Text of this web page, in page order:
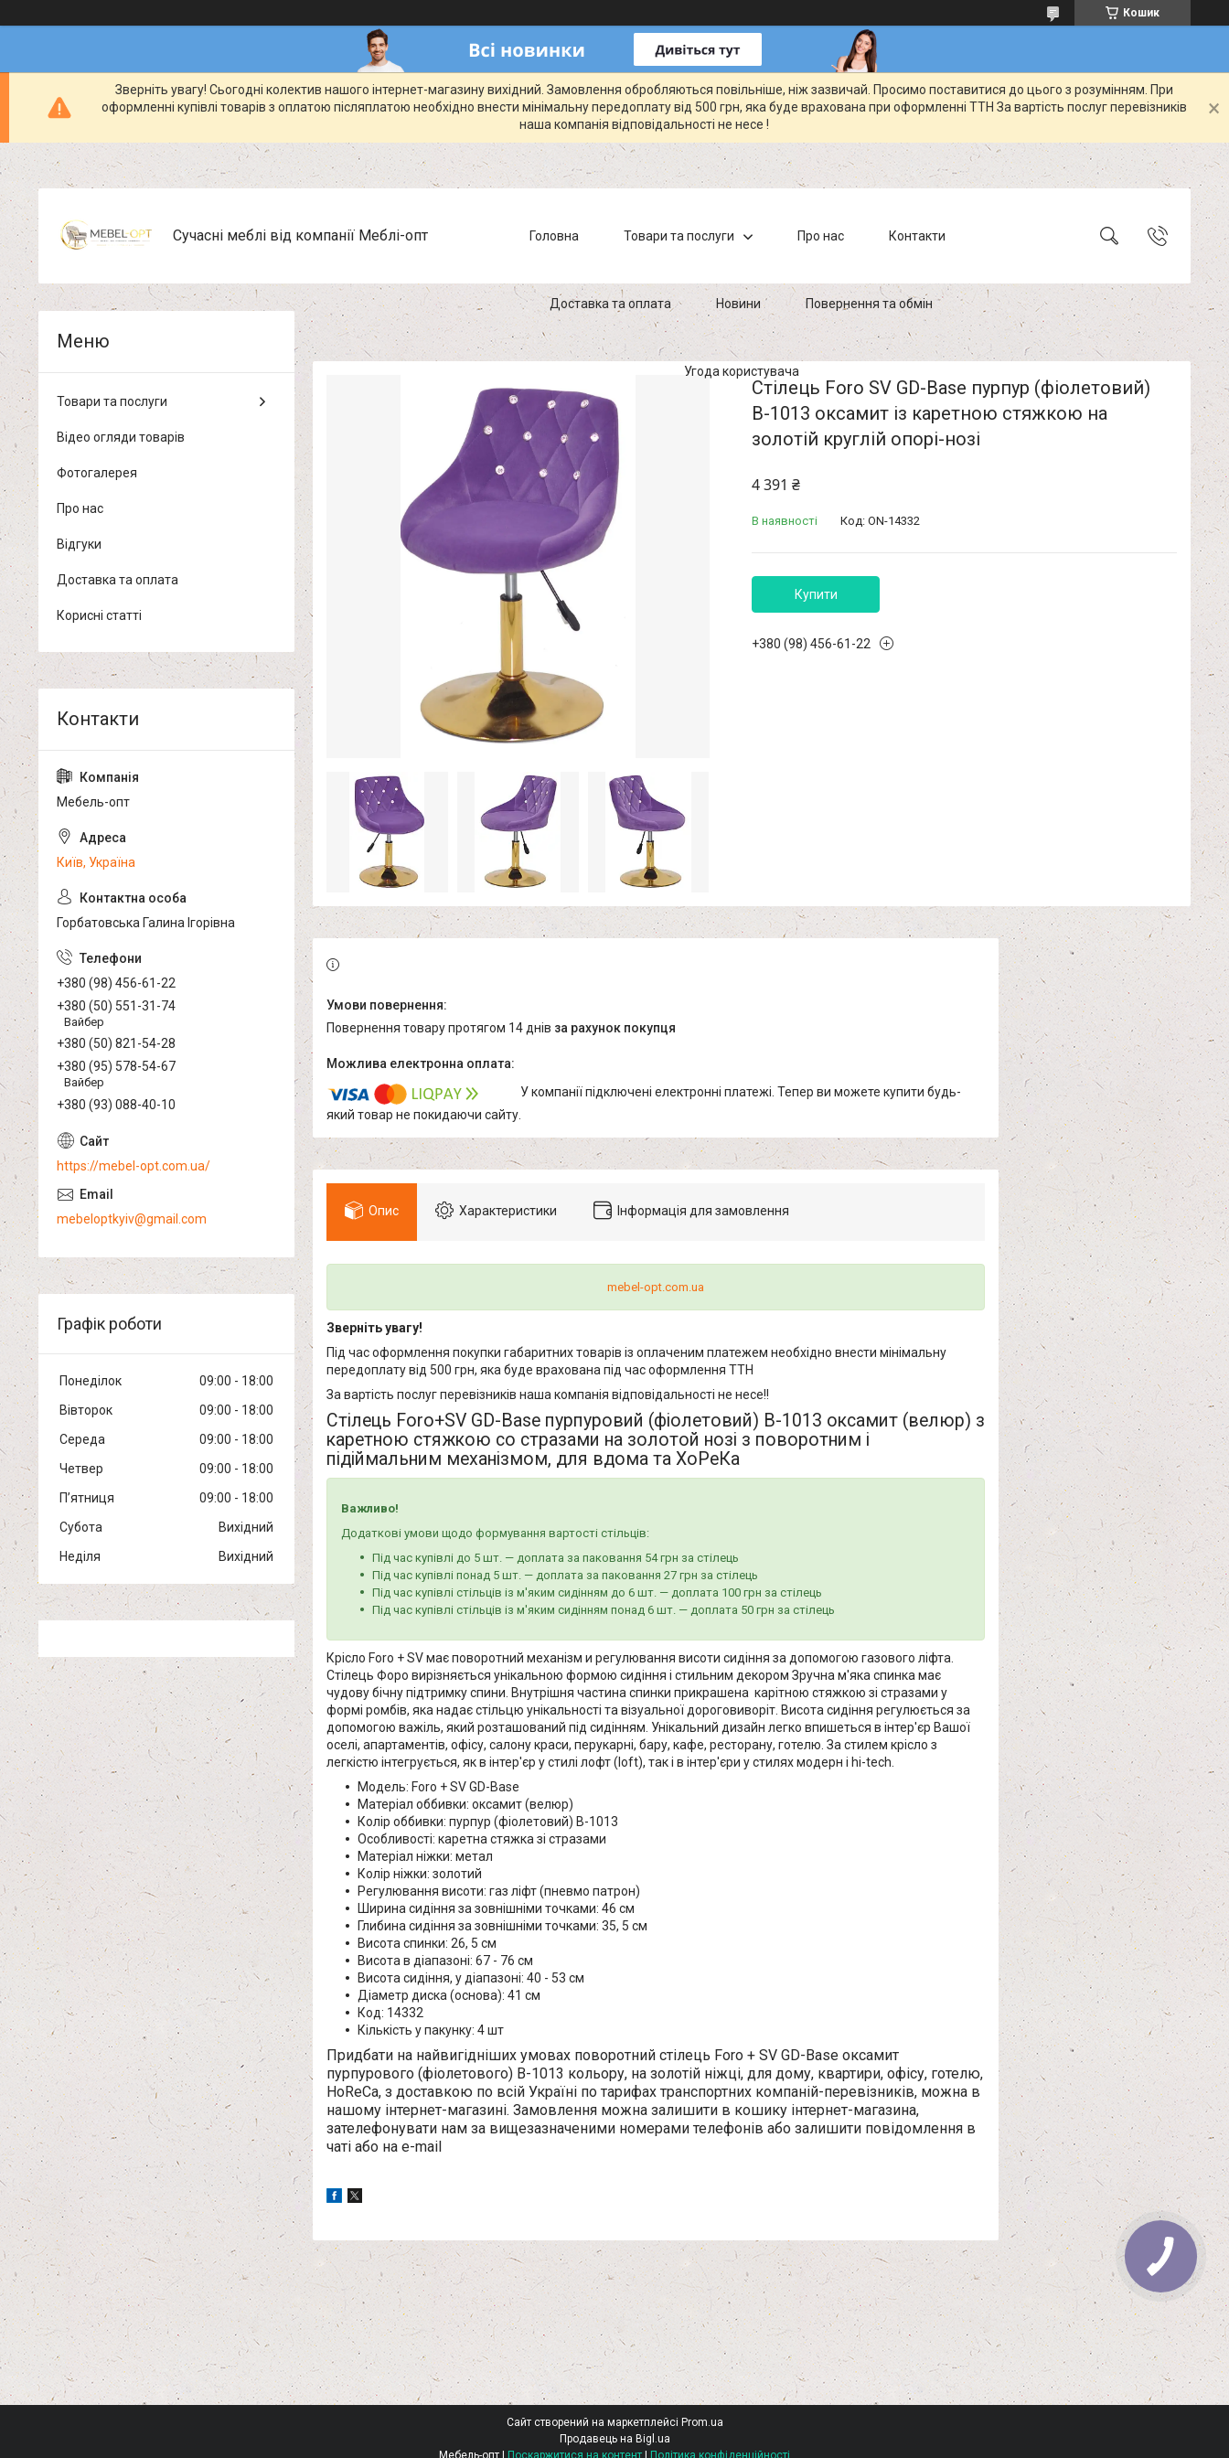
Кошик
Зверніть увагу! Сьогодні колектив нашого інтернет-магазину вихідний. Замовлення обробляються повільніше, ніж зазвичай. Просимо поставитися до цього з розумінням. При
оформленні купівлі товарів з оплатою післяплатою необхідно внести мінімальну передоплату від 500 грн, яка буде врахована при оформленні ТТН За вартість послуг перевізників
наша компанія відповідальності не несе !
Сучасні меблі від компанії Меблі-опт Головна Товари та послуги Про нас Контакти
Доставка та оплата Новини Повернення та обмін
Угода користувача
Стілець Foro SV GD-Base пурпур (фіолетовий)
В-1013 оксамит із каретною стяжкою на
золотій круглій опорі-нозі
4 391 ₴
В наявності Код: ON-14332
Купити
+380 (98) 456-61-22
повернення товару протягом 14 днів за рахунок покупця
У компанії підключені електронні платежі. Тепер ви можете купити будь-
який товар не покидаючи сайту.
Опис Характеристики Інформація для замовлення
mebel-opt.com.ua
Зверніть увагу!
Під час оформлення покупки габаритних товарів із оплаченим платежем необхідно внести мінімальну
передоплату від 500 грн, яка буде врахована під час оформлення ТТН
За вартість послуг перевізників наша компанія відповідальності не несе!!
Стілець Foro+SV GD-Base пурпуровий (фіолетовий) В-1013 оксамит (велюр) з
каретною стяжкою со стразами на золотой нозі з поворотним і
підіймальним механізмом, для вдома та ХоРеКа
Важливо!
Додаткові умови щодо формування вартості стільців:
Під час купівлі до 5 шт. — доплата за паковання 54 грн за стілець
Під час купівлі понад 5 шт. — доплата за паковання 27 грн за стілець
Під час купівлі стільців із м'яким сидінням до 6 шт. — доплата 100 грн за стілець
Під час купівлі стільців із м'яким сидінням понад 6 шт. — доплата 50 грн за стілець
Крісло Foro + SV має поворотний механізм и регулювання висоти сидіння за допомогою газового ліфта.
Стілець Форо вирізняється унікальною формою сидіння і стильним декором Зручна м'яка спинка має
чудову бічну підтримку спини. Внутрішня частина спинки прикрашена карітною стяжкою зі стразами у
формі ромбів, яка надає стільцю унікальності та візуальної дороговиворіт. Висота сидіння регулюється за
допомогою важіль, який розташований під сидінням. Унікальний дизайн легко впишеться в інтер'єр Вашої
оселі, апартаментів, офісу, салону краси, перукарні, бару, кафе, ресторану, готелю. За стилем крісло з
легкістю інтегрується, як в інтер'єр у стилі лофт (loft), так і в інтер'єри у стилях модерн і hi-tech.
Модель: Foro + SV GD-Base
Матеріал оббивки: оксамит (велюр)
Колір оббивки: пурпур (фіолетовий) В-1013
Особливості: каретна стяжка зі стразами
Матеріал ніжки: метал
Колір ніжки: золотий
Регулювання висоти: газ ліфт (пневмо патрон)
Ширина сидіння за зовнішніми точками: 46 см
Глибина сидіння за зовнішніми точками: 35, 5 см
Висота спинки: 26, 5 см
Висота в діапазоні: 67 - 76 см
Висота сидіння, у діапазоні: 40 - 53 см
Діаметр диска (основа): 41 см
Код: 14332
Кількість у пакунку: 4 шт
Придбати на найвигідніших умовах поворотний стілець Foro + SV GD-Base оксамит
пурпурового (фіолетового) В-1013 кольору, на золотій ніжці, для дому, квартири, офісу, готелю,
HoReCa, з доставкою по всій Україні по тарифах транспортних компаній-перевізників, можна в
нашому інтернет-магазині. Замовлення можна залишити в кошику інтернет-магазина,
зателефонувати нам за вищезазначеними номерами телефонів або залишити повідомлення в
чаті або на e-mail
Товари та послуги
Відео огляди товарів
Фотогалерея
Про нас
Відгуки
Доставка та оплата
Корисні статті
Мебель-опт
Київ, Україна
Горбатовська Галина Ігорівна
+380 (98) 456-61-22
+380 (50) 551-31-74
Вайбер
+380 (50) 821-54-28
+380 (95) 578-54-67
Вайбер
+380 (93) 088-40-10
https://mebel-opt.com.ua/
mebeloptkyiv@gmail.com
Графік роботи
Понеділок 09:00
18:00
Вівторок
09:00
18:00
Середа
09:00
18:00
Четвер
09:00
18:00
Пʼятниця
09:00
18:00
Субота
Вихідний
Неділя
Вихідний
Сайт створений на маркетплейсі Prom.ua
Продавець на Bigl.ua
Мебель-опт | Поскаржитися на контент | Політика конфіденційності